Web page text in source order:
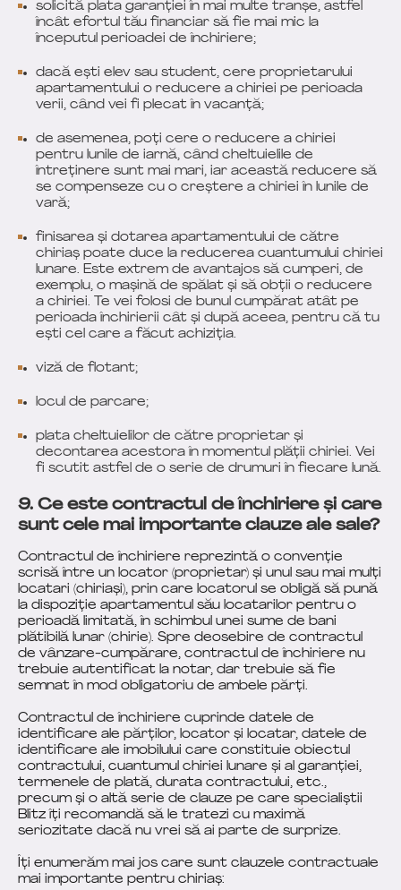
solicită plata garanției în mai multe tranșe, astfel
încât efortul tău financiar să fie mai mic la
începutul perioadei de închiriere;
dacă ești elev sau student, cere proprietarului
apartamentului o reducere a chiriei pe perioada
verii, când vei fi plecat în vacanță;
de asemenea, poți cere o reducere a chiriei
pentru lunile de iarnă, când cheltuielile de
întreținere sunt mai mari, iar această reducere să
se compenseze cu o creștere a chiriei în lunile de
vară;
finisarea și dotarea apartamentului de către
chiriaș poate duce la reducerea cuantumului chiriei
lunare. Este extrem de avantajos să cumperi, de
exemplu, o mașină de spălat și să obții o reducere
a chiriei. Te vei folosi de bunul cumpărat atât pe
perioada închirierii cât și după aceea, pentru că tu
ești cel care a făcut achiziția.
viză de flotant;
locul de parcare;
plata cheltuielilor de către proprietar și
decontarea acestora în momentul plății chiriei. Vei
fi scutit astfel de o serie de drumuri în fiecare lună.
9. Ce este contractul de închiriere și care
sunt cele mai importante clauze ale sale?
Contractul de închiriere reprezintă o convenție
scrisă între un locator (proprietar) și unul sau mai mulți
locatari (chiriași), prin care locatorul se obligă să pună
la dispoziție apartamentul său locatarilor pentru o
perioadă limitată, în schimbul unei sume de bani
plătibilă lunar (chirie). Spre deosebire de contractul
de vânzare-cumpărare, contractul de închiriere nu
trebuie autentificat la notar, dar trebuie să fie
semnat în mod obligatoriu de ambele părți.
Contractul de închiriere cuprinde datele de
identificare ale părților, locator și locatar, datele de
identificare ale imobilului care constituie obiectul
contractului, cuantumul chiriei lunare și al garanției,
termenele de plată, durata contractului, etc.,
precum și o altă serie de clauze pe care specialiștii
Blitz îți recomandă să le tratezi cu maximă
seriozitate dacă nu vrei să ai parte de surprize.
Îți enumerăm mai jos care sunt clauzele contractuale
mai importante pentru chiriaș: